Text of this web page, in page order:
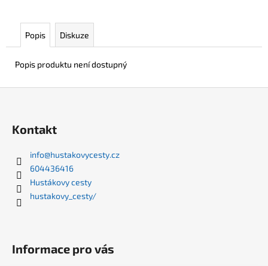
Popis Diskuze
Popis produktu není dostupný
Kontakt
info@hustakovycesty.cz
604436416
Hustákovy cesty
hustakovy_cesty/
Informace pro vás